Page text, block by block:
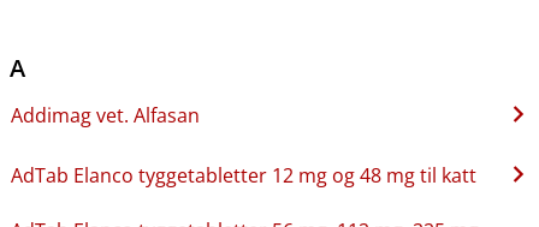
A
Addimag vet. Alfasan
AdTab Elanco tyggetabletter 12 mg og 48 mg til katt